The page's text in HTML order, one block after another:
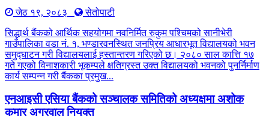
जेठ १९, २०८३
सेतोपाटी
सिद्धार्थ बैंकको आर्थिक सहयोगमा नवनिर्मित रुकुम पश्चिमको सानीभेरी
गाउँपालिका वडा नं. १, भण्डारवनस्थित जनप्रिय आधारभूत विद्यालयको भवन
समुद्घाटन गरी विद्यालयलाई हस्तान्तरण गरिएको छ। २०८० साल कात्ति १७
गते गएको विनाशकारी भूकम्पले क्षतिग्रस्त उक्त विद्यालयको भवनको पुनर्निर्माण
कार्य सम्पन्न गरी बैंकका प्रमुख...
एनआइसी एसिया बैंकको सञ्चालक समितिको अध्यक्षमा अशोक
कुमार अग्रवाल नियुक्त